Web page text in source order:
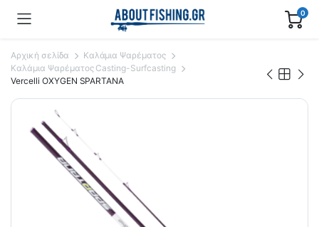
0
Αρχική σελίδα
Καλάμια Ψαρέματος
Καλάμια Ψαρέματος Casting-Surfcasting
Vercelli OXYGEN SPARTANA